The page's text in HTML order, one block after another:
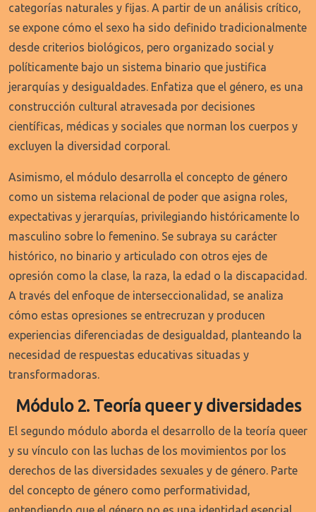
categorías naturales y fijas. A partir de un análisis crítico,
se expone cómo el sexo ha sido definido tradicionalmente
desde criterios biológicos, pero organizado social y
políticamente bajo un sistema binario que justifica
jerarquías y desigualdades. Enfatiza que el género, es una
construcción cultural atravesada por decisiones
científicas, médicas y sociales que norman los cuerpos y
excluyen la diversidad corporal.
Asimismo, el módulo desarrolla el concepto de género
como un sistema relacional de poder que asigna roles,
expectativas y jerarquías, privilegiando históricamente lo
masculino sobre lo femenino. Se subraya su carácter
histórico, no binario y articulado con otros ejes de
opresión como la clase, la raza, la edad o la discapacidad.
A través del enfoque de interseccionalidad, se analiza
cómo estas opresiones se entrecruzan y producen
experiencias diferenciadas de desigualdad, planteando la
necesidad de respuestas educativas situadas y
transformadoras.
Módulo 2. Teoría queer y diversidades
El segundo módulo aborda el desarrollo de la teoría queer
y su vínculo con las luchas de los movimientos por los
derechos de las diversidades sexuales y de género. Parte
del concepto de género como performatividad,